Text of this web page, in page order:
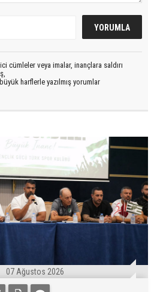
cümleler veya imalar, inançlara saldırı
harflerle yazılmış yorumlar
07 Ağustos 2026